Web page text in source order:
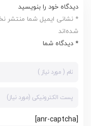
دیدگاه خود را بنویسید
* نشانی ایمیل شما منتشر
شده‌اند
* دیدگاه شما
[anr-captcha]